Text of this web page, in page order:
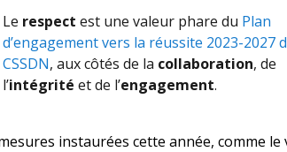
Le respect est une valeur phare du Plan
d’engagement vers la réussite 2023-2027
CSSDN, aux côtés de la collaboration, de
l’intégrité et de l’engagement.
instaurées cette année, comme